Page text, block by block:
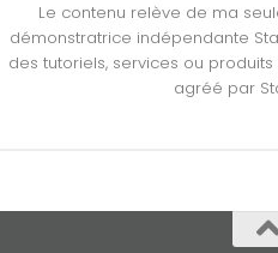
Le contenu relève de ma
démonstratrice indépendante
des tutoriels, services ou
agréé par